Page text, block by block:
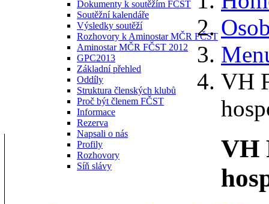
Dokumenty k soutěžím FČST
Soutěžní kalendáře
Výsledky soutěží
Rozhovory k Aminostar MČR FČST
Aminostar MČR FČST 2012
GPC2013
Základní přehled
Oddíly
Struktura členských klubů
Proč být členem FČST
Informace
Rezerva
Napsali o nás
Profily
Rozhovory
Síň slávy
VH
VH